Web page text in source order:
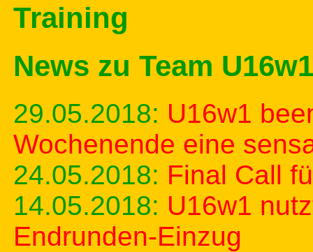
Training
News zu Team U16w1
29.05.2018: U16w1
Wochenende eine
24.05.2018: Final Call
14.05.2018: U16w1
Endrunden-Einzug